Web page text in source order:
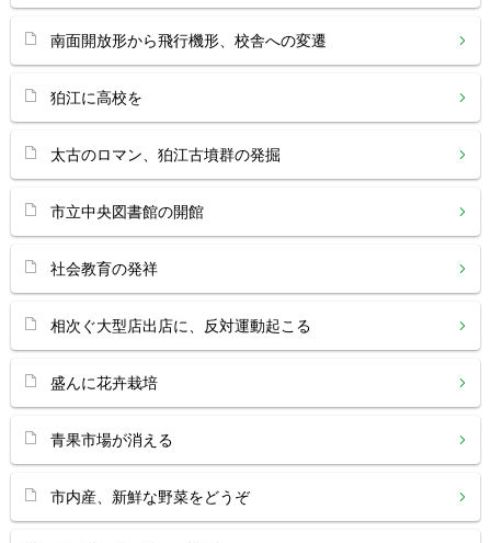
南面開放形から飛行機形、校舎への変遷
狛江に高校を
太古のロマン、狛江古墳群の発掘
市立中央図書館の開館
社会教育の発祥
相次ぐ大型店出店に、反対運動起こる
盛んに花卉栽培
青果市場が消える
市内産、新鮮な野菜をどうぞ